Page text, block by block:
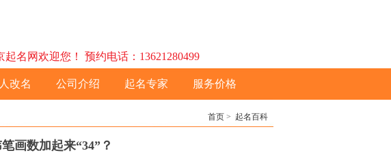
名网欢迎您！ 预约电话：13621280499
改名 公司介绍 起名专家 服务价格
首页 > 起名百科
画数加起来“34”？